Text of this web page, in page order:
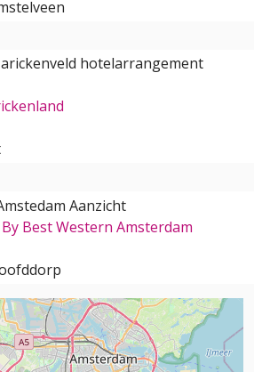
Best Western Amsterdam